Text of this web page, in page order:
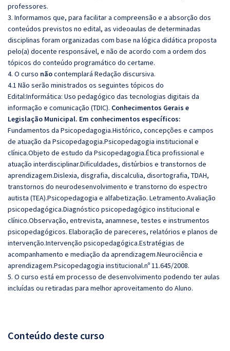
professores.
3. Informamos que, para facilitar a compreensão e a absorção dos
conteúdos previstos no edital, as videoaulas de determinadas
disciplinas foram organizadas com base na lógica didática proposta
pelo(a) docente responsável, e não de acordo com a ordem dos
tópicos do conteúdo programático do certame.
4. O curso nãocontemplará Redação discursiva.
4.1 Não serão ministrados os seguintes tópicos do
Edital:Informática: Uso pedagógico das tecnologias digitais da
informação e comunicação (TDIC). Conhecimentos Gerais e
Legislação Municipal. Em conhecimentos específicos:
Fundamentos da Psicopedagogia.Histórico, concepções e campos
de atuação da Psicopedagogia.Psicopedagogia institucional e
clínica.Objeto de estudo da Psicopedagogia.Ética profissional e
atuação interdisciplinar.Dificuldades, distúrbios e transtornos de
aprendizagem.Dislexia, disgrafia, discalculia, disortografia, TDAH,
transtornos do neurodesenvolvimento e transtorno do espectro
autista (TEA).Psicopedagogia e alfabetização. Letramento.Avaliação
psicopedagógica.Diagnóstico psicopedagógico institucional e
clínico.Observação, entrevista, anamnese, testes e instrumentos
psicopedagógicos. Elaboração de pareceres, relatórios e planos de
intervenção.Intervenção psicopedagógica.Estratégias de
acompanhamento e mediação da aprendizagem.Neurociência e
aprendizagem.Psicopedagogia institucional.nº 11.645/2008.
5. O curso está em processo de desenvolvimento podendo ter aulas
incluídas ou retiradas para melhor aproveitamento do Aluno.
Conteúdo deste curso